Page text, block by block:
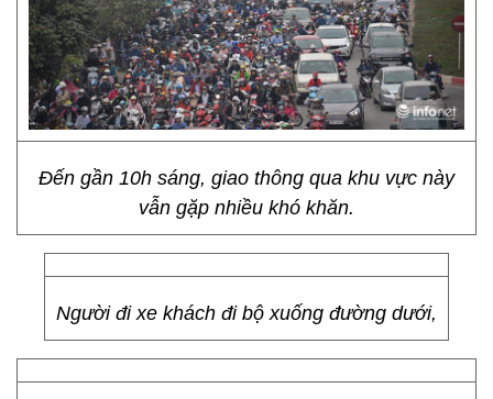
Đến gần 10h sáng, giao thông qua khu vực này
vẫn gặp nhiều khó khăn.
Người đi xe khách đi bộ xuống đường dưới,